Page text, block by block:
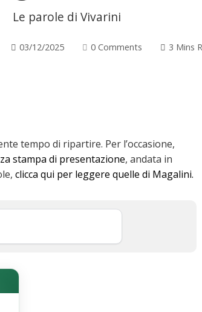
Le parole di Vivarini
03/12/2025 0 Comments 3 Mins
tempo di ripartire. Per l’occasione,
stampa di presentazione, andata in
clicca qui per leggere quelle di Magalini.